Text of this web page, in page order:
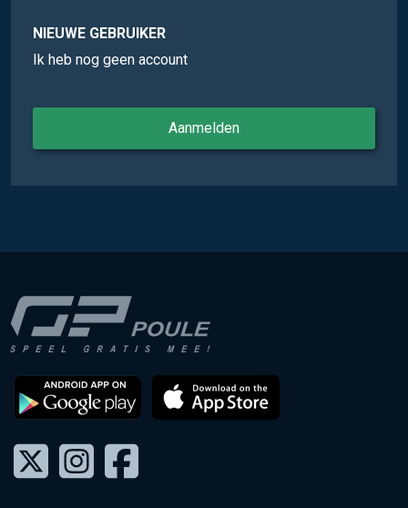
NIEUWE GEBRUIKER
Ik heb nog geen account
Aanmelden